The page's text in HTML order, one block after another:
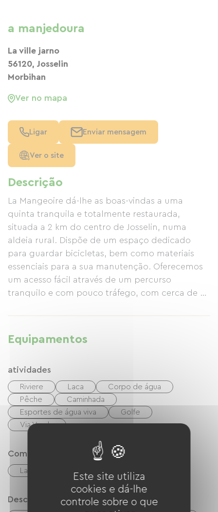
Descrição
La Mangeoire dá-lhe as boas-vindas a uma
quinta tranquila e totalmente restaurada,
situada a 2 km do centro de Josselin, numa
aldeia rural. Dispõe de um espaço dedicado
para guardar bicicletas, bem como materiais
essenciais para a sua manutenção. Oferecemos
um acesso fácil através de um percurso
tranquilo e com pouco tráfego, com cerca de 2
Equipamentos
atividades
Riviere Laca
Corpo de água
Pêche
Caminhada
Esportes de água viva
Golfe
Via Verde
Comfort
Lareira
Descrição
a manjedoura
La ville jarno
56120, Josselin
Morbihan
Ver no mapa
Ligar Enviar mensagem
Ver o site
Este site utiliza
cookies e dá-lhe
controle sobre o que